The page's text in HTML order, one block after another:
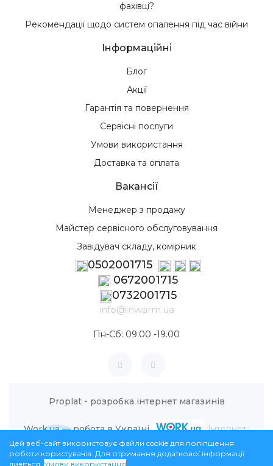
фахівці?
Рекомендації щодо систем опалення під час війни
Інформаційні
Блог
Акції
Гарантія та повернення
Сервісні послуги
Умови використання
Доставка та оплата
Вакансії
Менеджер з продажу
Майстер сервісного обслуговування
Завідувач складу, комірник
0502001715
0672001715
0732001715
info@inwarm.ua
Пн-Сб: 09.00 -19.00
Proplat - розробка інтернет магазинів
Work.ua — робота в Україні
Інтернет-
магазин InWarm © 2026
Цей веб-сайт використовує файли cookie для поліпшення
роботи користувачів. Для отримання додаткової інформації
дивіться. Умови використання